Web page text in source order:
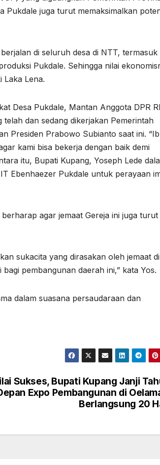
Pukdale juga turut memaksimalkan
di seluruh desa di NTT, termasuk
Pukdale. Sehingga nilai
Laka Lena.
Desa Pukdale, Mantan Anggota DPR
dan sedang dikerjakan Pemerintah
Presiden Prabowo Subianto saat ini.
kami bisa bekerja dengan baik demi
itu, Bupati Kupang, Yoseph Lede
Ebenhaezer Pukdale untuk perayaan
agar jemaat Gereja ini juga turut
sukacita yang dirasakan oleh jemaat di
pembangunan daerah ini,” kata Yos.
dalam suasana persaudaraan dan
Sukses, Bupati Kupang Janji
Expo Pembangunan di
Berlangsung 20